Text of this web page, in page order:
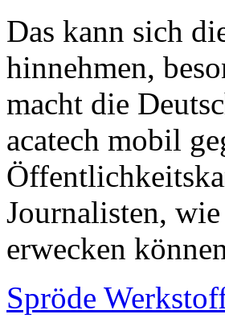
Das kann sich
hinnehmen,
macht die
acatech mobil
Journalisten,
erwecken
Spröde